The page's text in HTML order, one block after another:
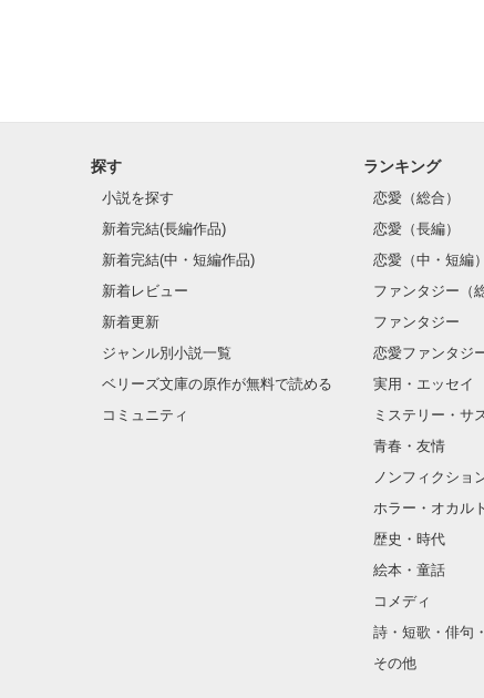
探す
小説を探す
新着完結(長編作品)
新着完結(中・短編作品)
新着レビュー
新着更新
ジャンル別小説一覧
ベリーズ文庫の原作が無料で読める
コミュニティ
ランキング
恋愛（総合）
恋愛（長編）
恋愛（中・短編）
ファンタジー（
ファンタジー
恋愛ファンタジ
実用・エッセイ
ミステリー・サ
青春・友情
ノンフィクショ
ホラー・オカルト
歴史・時代
絵本・童話
コメディ
詩・短歌・俳句
その他